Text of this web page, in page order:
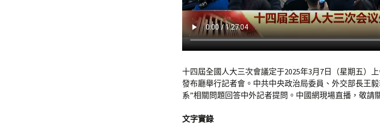
十四屆全國人大三次會議定于2025年3月7日（星期五）
發布廳舉行記者會。中共中央政治局委員、外交部長王
系”相關問題回答中外記者提問。中國網現場直播，敬請
文字實錄